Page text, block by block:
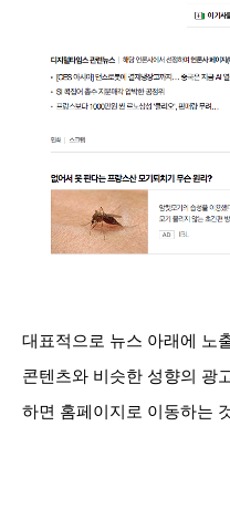
대표적으로 뉴스 아래에 노
콘텐츠와 비슷한 성향의 광
하면 홈페이지로 이동하는